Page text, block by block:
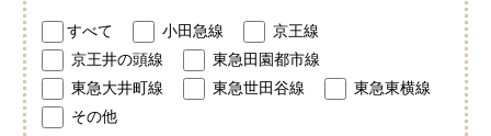
すべて 小田急線
京王線
京王井の頭線
東急田園都市線
東急大井町線
東急世田谷線
東急東横線
その他